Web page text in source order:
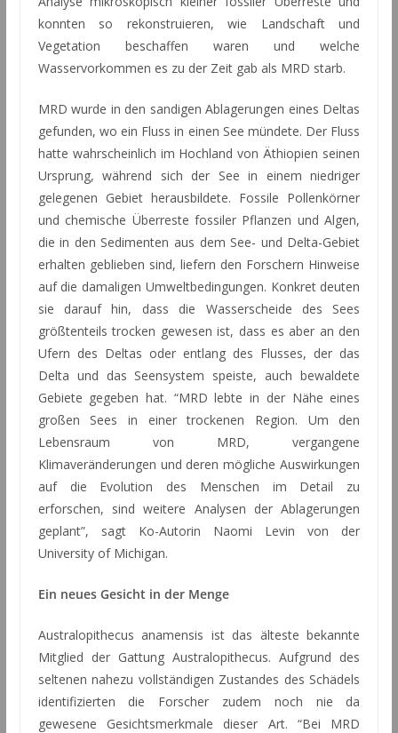
konnten so rekonstruieren, wie Landschaft und
Vegetation beschaffen waren und welche
Wasservorkommen es zu der Zeit gab als MRD starb.
MRD wurde in den sandigen Ablagerungen eines Deltas
gefunden, wo ein Fluss in einen See mündete. Der Fluss
hatte wahrscheinlich im Hochland von Äthiopien seinen
Ursprung, während sich der See in einem niedriger
gelegenen Gebiet herausbildete. Fossile Pollenkörner
und chemische Überreste fossiler Pflanzen und Algen,
die in den Sedimenten aus dem See- und Delta-Gebiet
erhalten geblieben sind, liefern den Forschern Hinweise
auf die damaligen Umweltbedingungen. Konkret deuten
sie darauf hin, dass die Wasserscheide des Sees
größtenteils trocken gewesen ist, dass es aber an den
Ufern des Deltas oder entlang des Flusses, der das
Delta und das Seensystem speiste, auch bewaldete
Gebiete gegeben hat. “MRD lebte in der Nähe eines
großen Sees in einer trockenen Region. Um den
Lebensraum von MRD, vergangene
Klimaveränderungen und deren mögliche Auswirkungen
auf die Evolution des Menschen im Detail zu
erforschen, sind weitere Analysen der Ablagerungen
geplant”, sagt Ko-Autorin Naomi Levin von der
University of Michigan.
Ein neues Gesicht in der Menge
Australopithecus anamensis ist das älteste bekannte
Mitglied der Gattung Australopithecus. Aufgrund des
seltenen nahezu vollständigen Zustandes des Schädels
identifizierten die Forscher zudem noch nie da
gewesene Gesichtsmerkmale dieser Art. “Bei MRD